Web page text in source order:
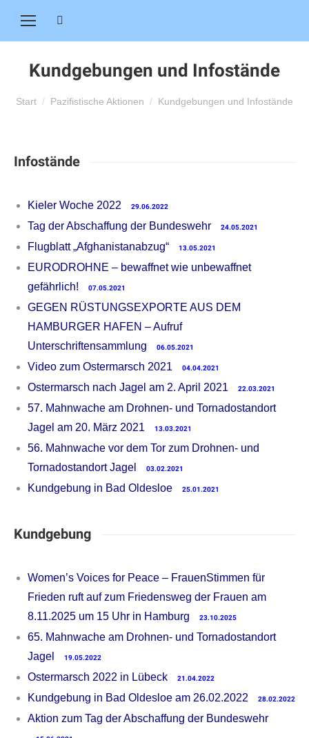
Search:
Kundgebungen und Infostände
Sie befinden sich hier:
Start Pazifistische Aktionen Kundgebungen und Infostände
Infostände
Kieler Woche 2022 29.06.2022
Tag der Abschaffung der Bundeswehr 24.05.2021
Flugblatt „Afghanistanabzug“ 13.05.2021
EURODROHNE – bewaffnet wie unbewaffnet
gefährlich!
07.05.2021
GEGEN RÜSTUNGSEXPORTE AUS DEM
HAMBURGER HAFEN – Aufruf
Unterschriftensammlung
06.05.2021
Video zum Ostermarsch 2021 04.04.2021
Ostermarsch nach Jagel am 2. April 2021 22.03.2021
57. Mahnwache am Drohnen- und Tornadostandort
Jagel am 20. März 2021
13.03.2021
56. Mahnwache vor dem Tor zum Drohnen- und
Tornadostandort Jagel
03.02.2021
Kundgebung in Bad Oldesloe 25.01.2021
Kundgebung
Women’s Voices for Peace – FrauenStimmen für
Frieden ruft auf zum Friedensweg der Frauen am
8.11.2025 um 15 Uhr in Hamburg
23.10.2025
65. Mahnwache am Drohnen- und Tornadostandort
Jagel
19.05.2022
Ostermarsch 2022 in Lübeck 21.04.2022
Kundgebung in Bad Oldesloe am 26.02.2022 28.02.2022
Aktion zum Tag der Abschaffung der Bundeswehr